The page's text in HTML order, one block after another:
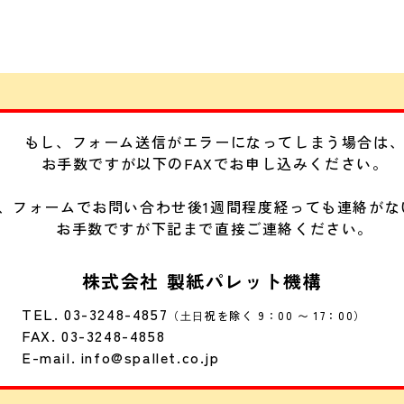
もし、フォーム送信がエラーになってしまう場合は、
お手数ですが以下のFAXでお申し込みください。
フォームでお問い合わせ後1週間程度経っても連絡がな
お手数ですが下記まで直接ご連絡ください。
株式会社 製紙パレット機構
TEL. 03-3248-4857 （⼟⽇祝を除く 9：00 〜 17：00）
FAX. 03-3248-4858
E-mail. info@spallet.co.jp